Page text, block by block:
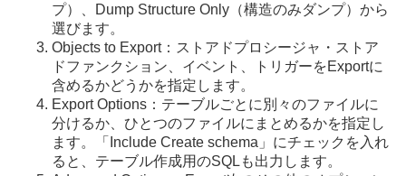
プ）、Dump Structure Only（構造のみダンプ）から
選びます。
Objects to Export：ストアドプロシージャ・ストア
ドファンクション、イベント、トリガーをExportに
含めるかどうかを指定します。
Export Options：テーブルごとに別々のファイルに
分けるか、ひとつのファイルにまとめるかを指定し
ます。「Include Create schema」にチェックを入れ
ると、テーブル作成用のSQLも出力します。